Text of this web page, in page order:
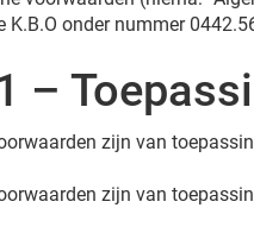
onder nummer
–
zijn van
zijn van